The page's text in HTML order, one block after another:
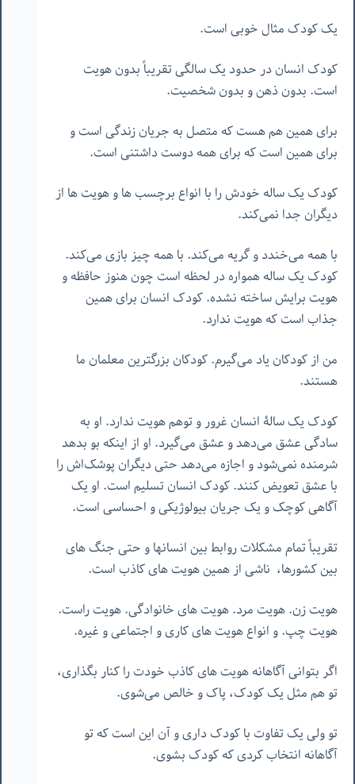
یک کودک مثال خوبی است.
کودک انسان در حدود یک سالگی تقریباً بدون هویت
است. بدون ذهن و بدون شخصیت.
برای همین هم هست که متصل به جریان زندگی است و
برای همین است که برای همه دوست داشتنی است.
کودک یک ساله خودش را با انواع برچسب ها و هویت ها از
دیگران جدا نمی‌کند.
با همه می‌خندد و گریه می‌کند. با همه چیز بازی می‌کند.
کودک یک ساله همواره در لحظه است چون هنوز حافظه و
هویت برایش ساخته نشده. کودک انسان برای همین
جذاب است که هویت ندارد.
من از کودکان یاد می‌گیرم. کودکان بزرگترین معلمان ما
هستند.
کودک یک سالۀ انسان غرور و توهم هویت ندارد. او به
سادگی عشق می‌دهد و عشق می‌گیرد. او از اینکه بو بدهد
شرمنده نمی‌شود ‌و اجازه می‌دهد حتی دیگران پوشک‌اش را
با عشق تعویض کنند. کودک انسان تسلیم است. او یک
آگاهی کوچک و یک جریان بیولوژیکی و احساسی است.
تقریباً تمام مشکلات روابط بین انسانها و حتی جنگ های
بین کشورها، ناشی از همین هویت های کاذب است.
هویت زن. هویت مرد. هویت های خانوادگی. هویت راست.
هویت چپ. و انواع هویت های کاری و اجتماعی و غیره.
اگر بتوانی آگاهانه هویت های کاذب خودت را کنار بگذاری،
تو هم مثل یک کودک، پاک و خالص می‌شوی.
تو ولی یک تفاوت با کودک داری و آن این است که تو
آگاهانه انتخاب کردی که کودک بشوی.